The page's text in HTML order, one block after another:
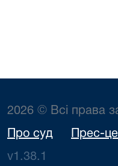
2026 © Всі права
Про суд Прес-
v1.38.1